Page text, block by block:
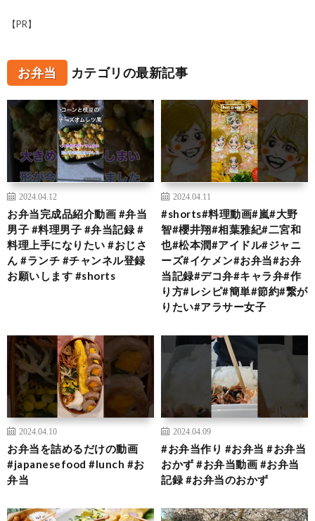
【PR】
お弁当 カテゴリの最新記事
2024.04.12
お弁当完成品紹介動画 #弁当
男子 #料理男子 #弁当記録 #
料理上手になりたい #おじさ
ん #ランチ #チャンネル登録
お願いします #shorts
2024.04.11
#shorts#料理動画#嵐#大野
智#櫻井翔#相葉雅紀#二宮和
也#松本潤#アイドル#ジャニ
ーズ#イケメン#お弁当#お弁
当記録#デコ弁#キャラ弁#作
り方#レシピ#簡単#節約#繋が
りたい#アラサー女子
2024.04.10
お弁当を詰めるだけの動画
#japanesefood #lunch #お
弁当
2024.04.09
#お弁当作り #お弁当 #お弁当
おかず #お弁当動画 #お弁当
記録 #お弁当のおかず